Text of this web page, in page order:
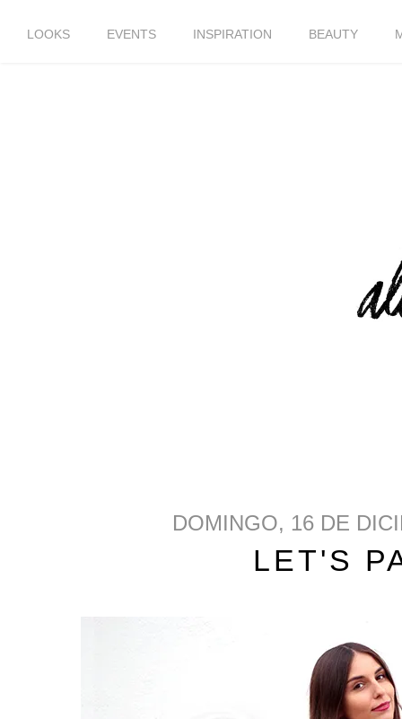
LOOKS EVENTS INSPIRATION BEAUTY
DOMINGO, 16 DE
LET'S